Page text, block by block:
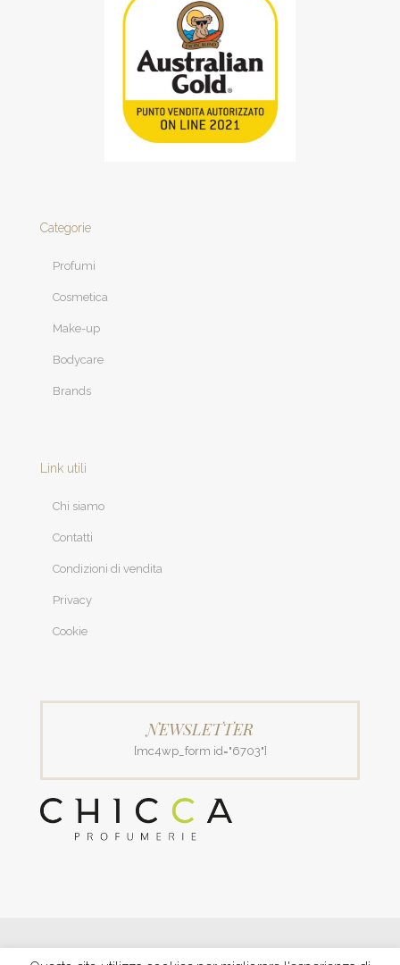
Categorie
Profumi
Cosmetica
Make-up
Bodycare
Brands
Link utili
Chi siamo
Contatti
Condizioni di vendita
Privacy
Cookie
NEWSLETTER
[mc4wp_form id="6703"]